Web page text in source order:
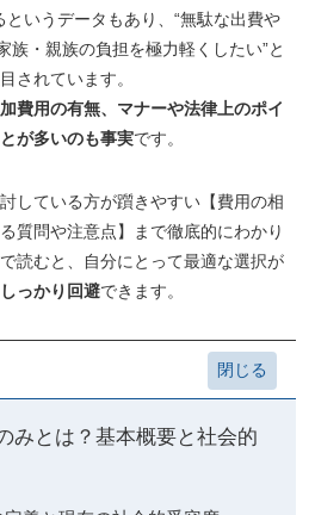
いうデータもあり、“無駄な出費や
族・親族の負担を極力軽くしたい”と
されています。
費用の有無、マナーや法律上のポイ
が多いのも事実です。
している方が躓きやすい【費用の相
質問や注意点】まで徹底的にわかり
読むと、自分にとって最適な選択が
しっかり回避できます。
みとは？基本概要と社会的